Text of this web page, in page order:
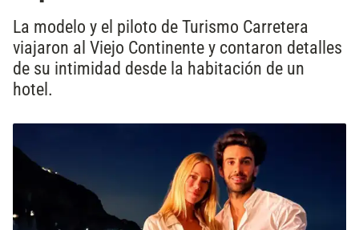
La modelo y el piloto de Turismo Carretera
viajaron al Viejo Continente y contaron detalles
de su intimidad desde la habitación de un
hotel.